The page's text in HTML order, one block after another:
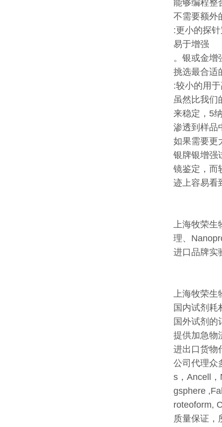
能够编程整
不需要额外
:更小的探
易于增强
。银或金增
挑选最合适
:较小的用
虽然比我们
来稳定，5
渗透到样品
如果需要更
银牌银增强
镜鉴定，而
迹上容易看
上海牧荣生
理、
进口品牌实
上海牧荣生
国内试剂耗
国外试剂的
提供加急物
进出口货物
公司代理众
s，Ancell
gsphere
roteoform,
质量保证，